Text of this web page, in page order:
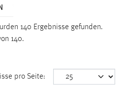
140 Ergebnisse gefunden.
140.
pro Seite:
die ausgewählten Einverständnis-